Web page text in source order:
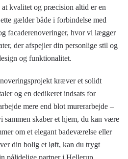
at kvalitet og præcision altid er en
gælder både i forbindelse med
facaderenoveringer, hvor vi lægger
der afspejler din personlige stil og
og funktionalitet.
kræver et solidt
og en dedikeret indsats for
mere end blot murerarbejde –
sammen skaber et hjem, du kan være
om et elegant badeværelse eller
din bolig et løft, kan du trygt
pålidelige partner i Hellerup.